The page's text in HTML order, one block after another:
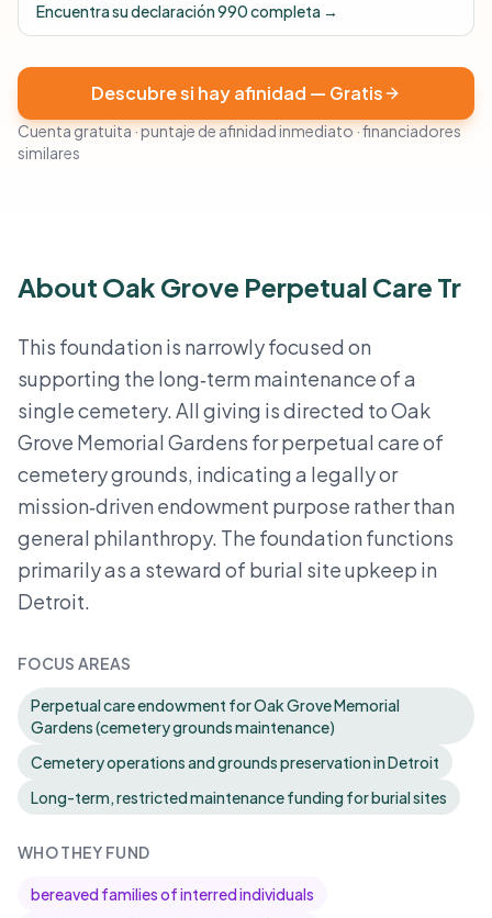
Encuentra su declaración 990 completa →
Descubre si hay afinidad — Gratis
Cuenta gratuita · puntaje de afinidad inmediato · financiadores
similares
About Oak Grove Perpetual Care Tr
This foundation is narrowly focused on
supporting the long‑term maintenance of a
single cemetery. All giving is directed to Oak
Grove Memorial Gardens for perpetual care of
cemetery grounds, indicating a legally or
mission‑driven endowment purpose rather than
general philanthropy. The foundation functions
primarily as a steward of burial site upkeep in
Detroit.
FOCUS AREAS
Perpetual care endowment for Oak Grove Memorial
Gardens (cemetery grounds maintenance)
Cemetery operations and grounds preservation in Detroit
Long-term, restricted maintenance funding for burial sites
WHO THEY FUND
bereaved families of interred individuals